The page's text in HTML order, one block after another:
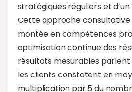
stratégiques réguliers et
Cette approche consultative
montée en compétences
optimisation continue des
résultats mesurables parlent
les clients constatent en
multiplication par 5 du